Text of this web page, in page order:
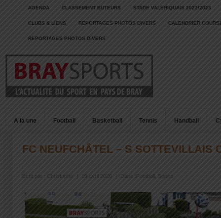
AGENDA CLASSEMENT BUTEURS STADE VALERIQUAIS 2022/2023
CLUBS & LIENS REPORTAGES PHOTOS DIVERS CALENDRIER
REPORTAGES PHOTOS DIVERS
A la une Football Basketball Tennis Handball
FC NEUFCHÂTEL – S SOTTEVILLAIS
Écrit par : Christophe 19 avril 2026 Dans : Football Sports